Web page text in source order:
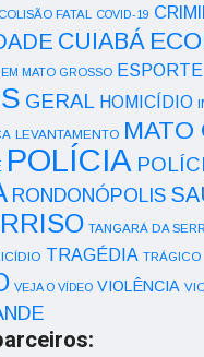
COLISÃO FATAL COVID-19
CUIABÁ
EM MATO GROSSO ESPORTE
GERAL HOMICÍDIO
LEVANTAMENTO MATO
POLÍCIA
RONDONÓPOLIS
TANGARÁ DA
TRAGÉDIA TRÁGICO
VEJA O VÍDEO VIOLÊNCIA